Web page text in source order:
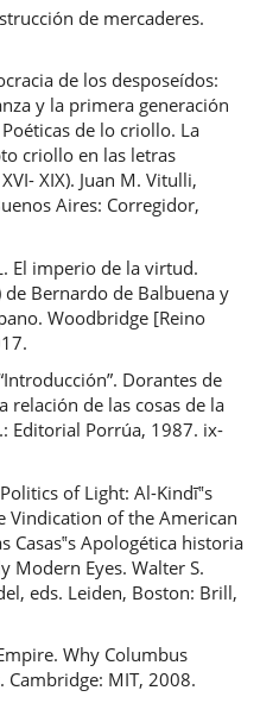
de mercaderes.
de los desposeídos:
y la primera generación
de lo criollo. La
criollo en las letras
XIX). Juan M. Vitulli,
Aires: Corregidor,
El imperio de la virtud.
Bernardo de Balbuena y
Woodbridge [Reino
Dorantes de
relación de las cosas de la
Editorial Porrúa, 1987. ix-
of Light: Al-Kindī‟s
Vindication of the American
Casas‟s Apologética historia
Modern Eyes. Walter S.
eds. Leiden, Boston: Brill,
Empire. Why Columbus
Cambridge: MIT, 2008.